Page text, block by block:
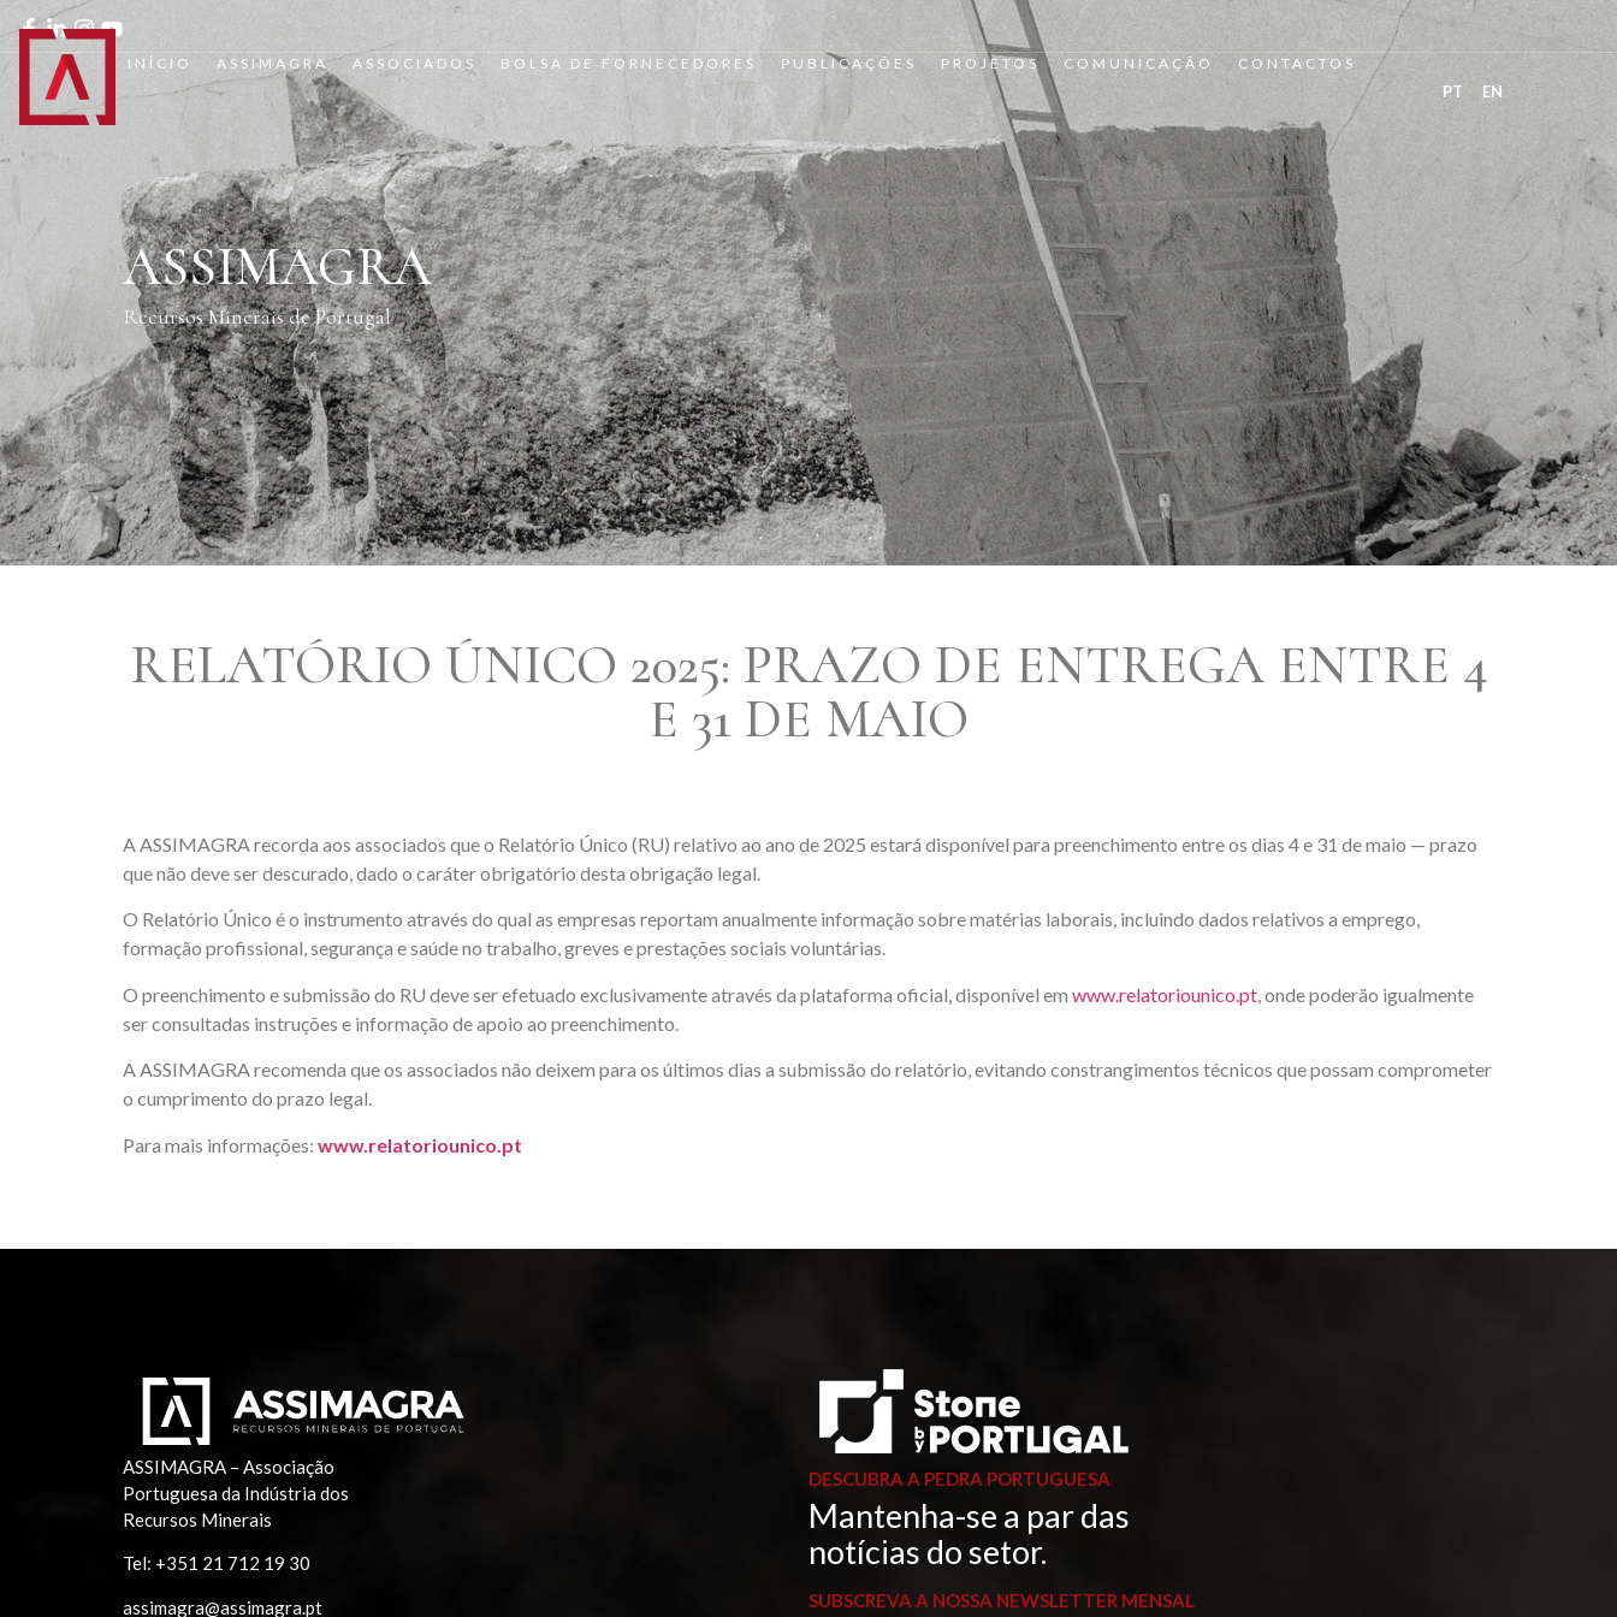
INÍCIO ASSIMAGRA ASSOCIADOS BOLSA DE FORNECEDORES PUBLICAÇÕES PROJETOS COMUNICAÇÃO CONTACTOS
PT EN
ASSIMAGRA
Recursos Minerais de Portugal
RELATÓRIO ÚNICO 2025: PRAZO DE ENTREGA ENTRE 4
E 31 DE MAIO
A ASSIMAGRA recorda aos associados que o Relatório Único (RU) relativo ao ano de 2025 estará disponível para preenchimento entre os dias 4 e 31 de maio — prazo
que não deve ser descurado, dado o caráter obrigatório desta obrigação legal.
O Relatório Único é o instrumento através do qual as empresas reportam anualmente informação sobre matérias laborais, incluindo dados relativos a emprego,
formação profissional, segurança e saúde no trabalho, greves e prestações sociais voluntárias.
O preenchimento e submissão do RU deve ser efetuado exclusivamente através da plataforma oficial, disponível em www.relatoriounico.pt , onde poderão igualmente
ser consultadas instruções e informação de apoio ao preenchimento.
A ASSIMAGRA recomenda que os associados não deixem para os últimos dias a submissão do relatório, evitando constrangimentos técnicos que possam comprometer
o cumprimento do prazo legal.
Para mais informações: www.relatoriounico.pt
ASSIMAGRA – Associação
Portuguesa da Indústria dos
Recursos Minerais
Tel: +351 21 712 19 30
assimagra@assimagra.pt
DESCUBRA A PEDRA PORTUGUESA
Mantenha-se a par das
notícias do setor.
SUBSCREVA A NOSSA NEWSLETTER MENSAL